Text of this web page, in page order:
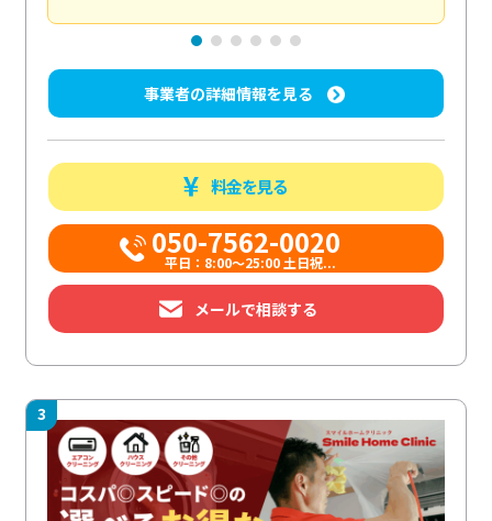
事業者の詳細情報を見る
料金を見る
050-7562-0020
平日：8:00〜25:00 土日祝...
メールで相談する
3